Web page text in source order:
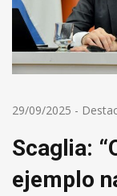
29/09/2025 -
Scaglia:
ejemplo